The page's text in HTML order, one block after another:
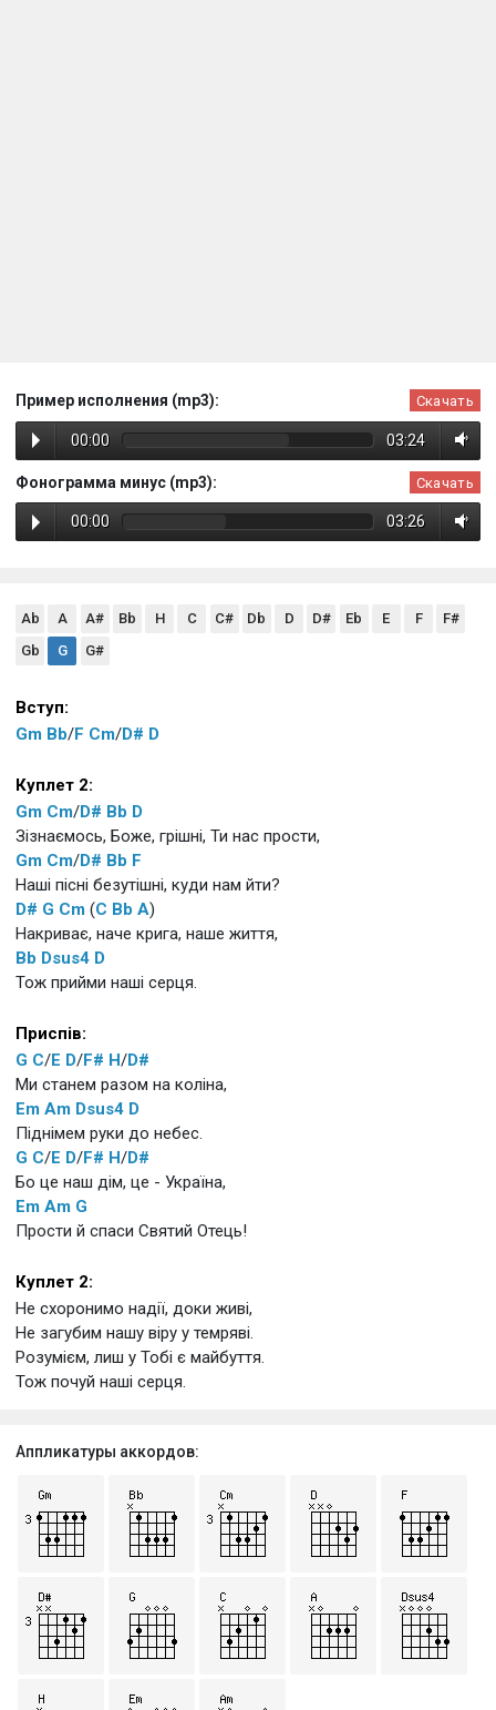
Пример исполнения (mp3): Скачать
00:00 03:24
Фонограмма минус (mp3): Скачать
00:00 03:26
Ab A A# Bb H C C# Db D D# Eb E F
F#
Gb
G G#
Вступ:
Gm Bb/F Cm/D# D
Куплет 2:
Gm Cm/D# Bb D
Зізнаємось, Боже, грішні, Ти нас прости,
Gm Cm/D# Bb F
Наші пісні безутішні, куди нам йти?
D# G Cm (C Bb A)
Накриває, наче крига, наше життя,
Bb Dsus4 D
Тож прийми наші серця.
Приспів:
G C/E D/F# H/D#
Ми станем разом на коліна,
Em Am Dsus4 D
Піднімем руки до небес.
G C/E D/F# H/D#
Бо це наш дім, це - Україна,
Em Am G
Прости й спаси Святий Отець!
Куплет 2:
Не схоронимо надії, доки живі,
Не загубим нашу віру у темряві.
Розумієм, лиш у Тобі є майбуття.
Тож почуй наші серця.
Аппликатуры аккордов: